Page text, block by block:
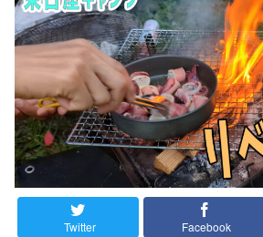
Twitter Facebook